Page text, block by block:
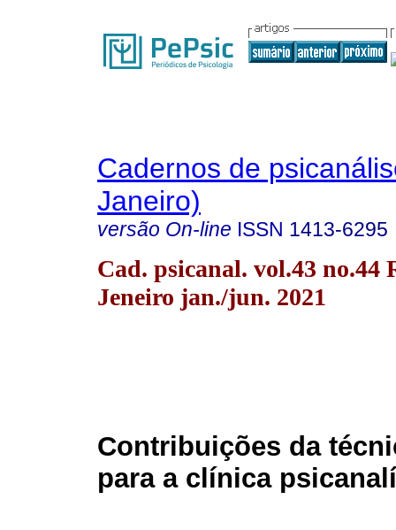
Cadernos de
Janeiro)
versão On-line ISSN 1413-6295
Cad. psicanal. vol.43 no.44
Jeneiro jan./jun. 2021
Contribuições da
para a clínica